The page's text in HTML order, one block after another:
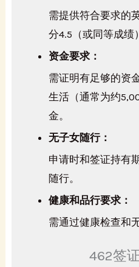
需提供符合要求的
分4.5（或同等成绩
资金要求：
需证明有足够的资
生活（通常为约
金。
无子女随行：
申请时和签证持有
随行。
健康和品行要求：
需通过健康检查和
462签